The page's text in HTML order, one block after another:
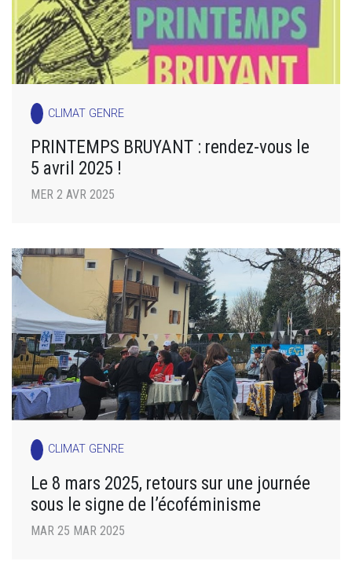
CLIMAT GENRE
PRINTEMPS BRUYANT : rendez-vous le
5 avril 2025 !
MER 2 AVR 2025
CLIMAT GENRE
Le 8 mars 2025, retours sur une journée
sous le signe de l’écoféminisme
MAR 25 MAR 2025